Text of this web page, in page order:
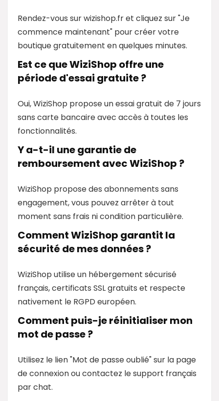
Rendez-vous sur wizishop.fr et cliquez sur "Je
commence maintenant" pour créer votre
boutique gratuitement en quelques minutes.
Est ce que WiziShop offre une
période d'essai gratuite ?
Oui, WiziShop propose un essai gratuit de 7 jours
sans carte bancaire avec accès à toutes les
fonctionnalités.
Y a-t-il une garantie de
remboursement avec WiziShop ?
WiziShop propose des abonnements sans
engagement, vous pouvez arrêter à tout
moment sans frais ni condition particulière.
Comment WiziShop garantit la
sécurité de mes données ?
WiziShop utilise un hébergement sécurisé
français, certificats SSL gratuits et respecte
nativement le RGPD européen.
Comment puis-je réinitialiser mon
mot de passe ?
Utilisez le lien "Mot de passe oublié" sur la page
de connexion ou contactez le support français
par chat.